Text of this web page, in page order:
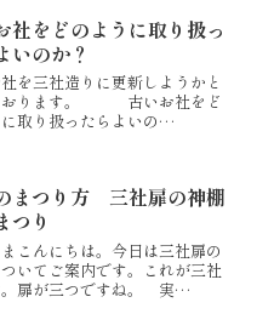
いたお供え物は、捨ててしま...
社をどのように取り扱っ
いのか？
を三社造りに更新しようかと
おります。 古いお社をど
取り扱ったらよいの
い申し上げます。 Ａ．木
、...
まつり方 三社扉の神棚
つり
こんにちは。今日は三社扉の
いてご案内です。これが三社
扉が三つですね。 実